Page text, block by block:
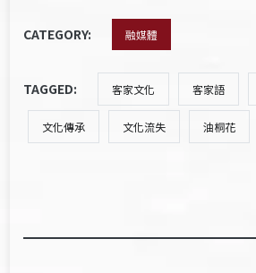
CATEGORY: 融媒體
TAGGED: 客家文化 客家語
文化傳承 文化流失 油桐花